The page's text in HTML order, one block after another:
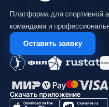
Платформа для спортивной
командами и
Оставить заявку
Скачать приложение